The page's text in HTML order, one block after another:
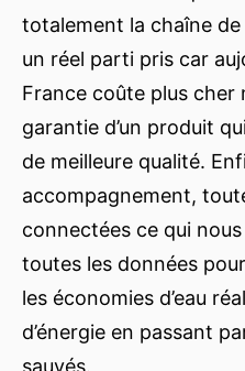
totalement la chaîne de
un réel parti pris car
France coûte plus cher
garantie d’un produit
de meilleure qualité.
accompagnement,
connectées ce qui
toutes les données
les économies d’eau
d’énergie en passant
sauvés.